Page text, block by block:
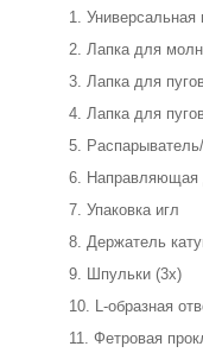
Лапка для
Лапка для
Лапка для
Направляющая
Упаковка игл
Держатель
Шпульки (3х)
L-образная
Фетровая